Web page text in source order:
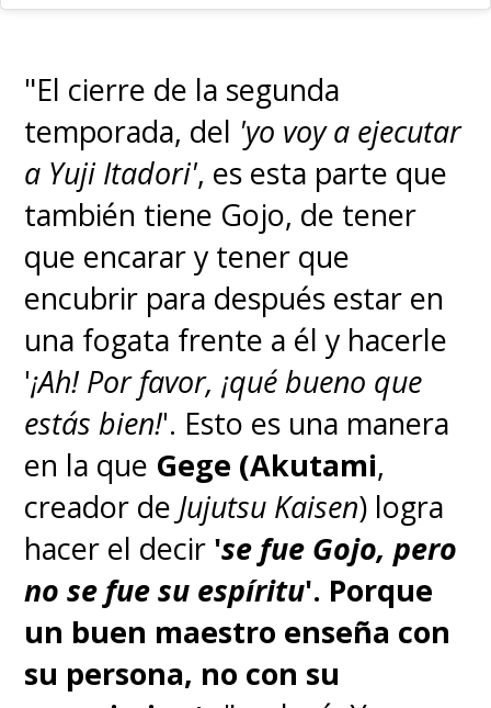
"El cierre de la segunda
temporada, del 'yo voy a ejecutar
a Yuji Itadori', es esta parte que
también tiene Gojo, de tener
que encarar y tener que
encubrir para después estar en
una fogata frente a él y hacerle
'¡Ah! Por favor, ¡qué bueno que
estás bien!'. Esto es una manera
en la que Gege (Akutami,
creador de Jujutsu Kaisen) logra
hacer el decir 'se fue Gojo, pero
no se fue su espíritu'. Porque
un buen maestro enseña con
su persona, no con su